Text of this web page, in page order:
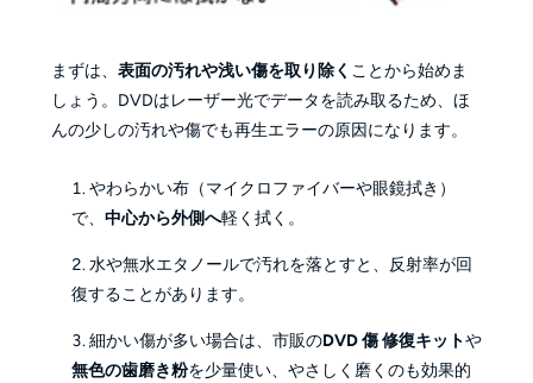
まずは、 表面の汚れや浅い傷を取り除く ことから始めま
しょう。DVDはレーザー光でデータを読み取るため、ほ
んの少しの汚れや傷でも再生エラーの原因になります。
やわらかい布（マイクロファイバーや眼鏡拭き）
で、中心から外側へ軽く拭く。
水や無水エタノールで汚れを落とすと、反射率が回
復することがあります。
細かい傷が多い場合は、市販のDVD 傷 修復キットや
無色の歯磨き粉を少量使い、やさしく磨くのも効果的